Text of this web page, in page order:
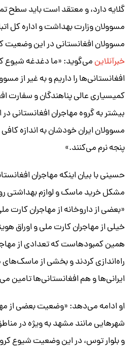
گلایه دارد، و معتقد است باید سطح
مسوولان وزارت بهداشت و اداره کل
مسوولان افغانستانی در این وضعیت
خبرآنلاینمی‌گوید: «ما دغدغه شیوع
افغانستانی‌ها را داریم و به غیر از
کمیسیاری عالی پناهندگان و سفارت
بیشتر به گروه مهاجران افغانستانی
مسوولان ایران خودشان به اندازه
پنجه نرم می‌کنند.»
حسینی با بیان اینکه مهاجران
مشکل خرید ماسک و لوازم بهداشتی
«بعضی از داروخانه از مهاجران
خیلی از مهاجران کارت ملی و اوراق
همین کمبودهاست که تعدادی از
راه‌اندازی کردند و بخشی از ماسک‌های
ایرانی‌ها و هم افغانستانی‌ها تامین
او ادامه می‌دهد: «وضعیت بعضی از
شهرهایی مانند مشهد به ویژه در
و بلوار توس، در این وضعیت شیوع